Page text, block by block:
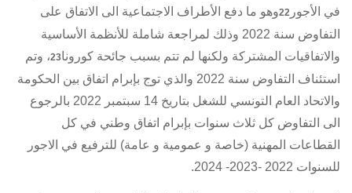
في الأجور 22وهو ما دفع الأطراف الاجتماعية الى الاتفاق على
التفاوض سنة 2022 وذلك لمراجعة شاملة للأنظمة الأساسية
و الاتفاقيات المشتركة ولكنها لم تتم بسبب جائحة كورونا23، وتم
استئناف التفاوض سنة 2022 والذي توج بإبرام اتفاق بين الحكومة
والاتحاد العام التونسي للشغل بتاريخ 14 سبتمبر 2022 بالرجوع
الى التفاوض كل ثلاث سنوات بإبرام اتفاق وطني في كل
القطاعات المهنية (خاصة و عمومية و عامة) للترفيع في الاجور
للسنوات 2022 -2023- 2024.